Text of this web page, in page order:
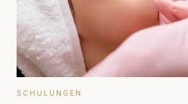
SCHULUNGEN